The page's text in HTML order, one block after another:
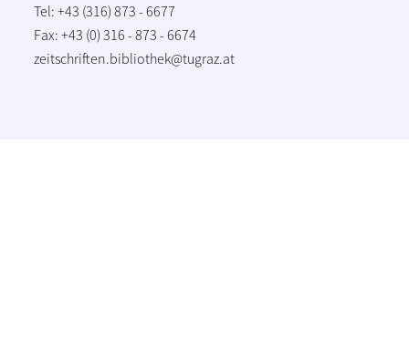
Tel: +43 (316) 873 - 6677
Fax: +43 (0) 316 - 873 - 6674
zeitschriften.bibliothek@tugraz.at